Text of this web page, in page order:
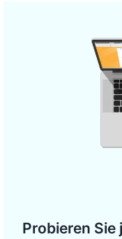
Probieren Sie